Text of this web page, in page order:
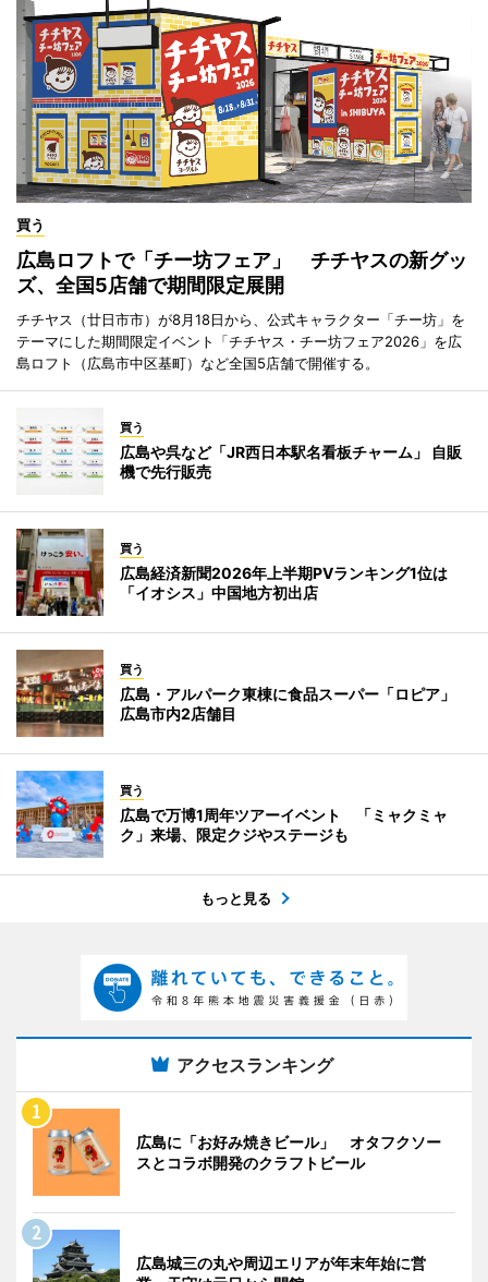
買う
広島ロフトで「チー坊フェア」 チチヤスの新グッ
ズ、全国5店舗で期間限定展開
チチヤス（廿日市市）が8月18日から、公式キャラクター「チー坊」を
テーマにした期間限定イベント「チチヤス・チー坊フェア2026」を広
島ロフト（広島市中区基町）など全国5店舗で開催する。
買う
広島や呉など「JR西日本駅名看板チャーム」 自販
機で先行販売
買う
広島経済新聞2026年上半期PVランキング1位は
「イオシス」中国地方初出店
買う
広島・アルパーク東棟に食品スーパー「ロピア」
広島市内2店舗目
買う
広島で万博1周年ツアーイベント 「ミャクミャ
ク」来場、限定クジやステージも
もっと見る
アクセスランキング
広島に「お好み焼きビール」 オタフクソー
スとコラボ開発のクラフトビール
広島城三の丸や周辺エリアが年末年始に営